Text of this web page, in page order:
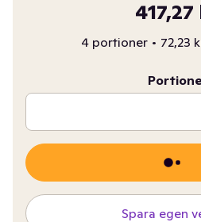
4 portioner • 72,23
Spara egen